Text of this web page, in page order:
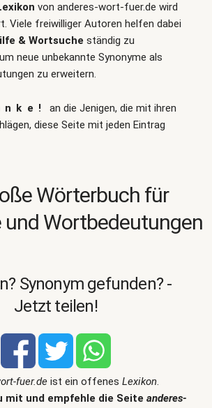
von anderes-wort-fuer.de wird
Viele freiwilliger Autoren helfen dabei
& Wortsuche ständig zu
neue unbekannte Synonyme als
zu erweitern.
an die Jenigen, die mit ihren
diese Seite mit jeden Eintrag
Wörterbuch für
und Wortbedeutungen
Synonym gefunden? -
Jetzt teilen!
fuer.deist ein offenes Lexikon.
mit und empfehle die Seite anderes-